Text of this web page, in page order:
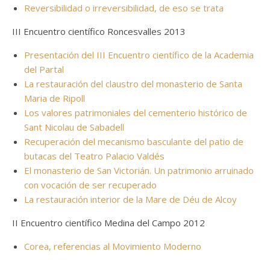
Reversibilidad o irreversibilidad, de eso se trata
III Encuentro científico Roncesvalles 2013
Presentación del III Encuentro científico de la Academia
del Partal
La restauración del claustro del monasterio de Santa
Maria de Ripoll
Los valores patrimoniales del cementerio histórico de
Sant Nicolau de Sabadell
Recuperación del mecanismo basculante del patio de
butacas del Teatro Palacio Valdés
El monasterio de San Victorián. Un patrimonio arruinado
con vocación de ser recuperado
La restauración interior de la Mare de Déu de Alcoy
II Encuentro científico Medina del Campo 2012
Corea, referencias al Movimiento Moderno